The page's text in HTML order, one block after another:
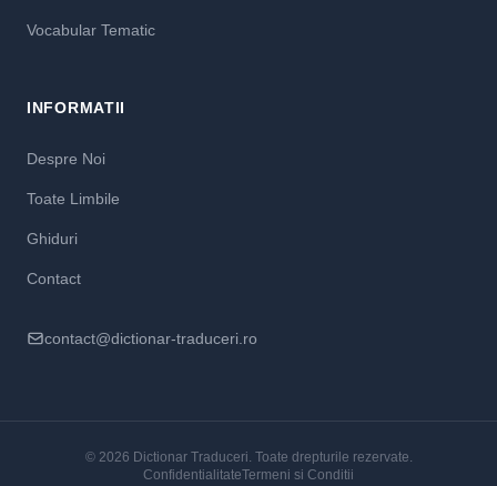
Vocabular Tematic
INFORMATII
Despre Noi
Toate Limbile
Ghiduri
Contact
contact@dictionar-traduceri.ro
© 2026 Dictionar Traduceri. Toate drepturile rezervate.
ConfidentialitateTermeni si Conditii